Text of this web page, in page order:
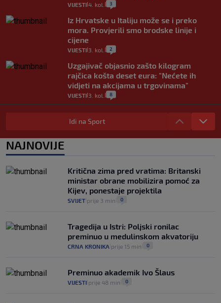
VIJESTI 4. kol. 3
Iz Hrvatske u Italiju može se i preko
mora. Provjerili smo brodske linije i
cijene
VIJESTI 3. kol. 2
Uzgajivač objasnio zašto kilogram
rajčica košta deset eura: "Nećete ih
vidjeti na akcijama u trgovinama"
VIJESTI 3. kol. 8
Selidba je jedno od stresnijih iskustava.
Evo aktualnih cijena i nekoliko savjeta
0
automobilom na Hvar iz Zagreba, a
koliko iz Osijeka
14
Idi na Sport
NAJNOVIJE
Kritična zima pred vratima: Britanski
ministar obrane mobilizira pomoć za
Kijev, ponestaje projektila
SVIJET prije 3 min 0
Tragedija u Istri: Poljski ronilac
preminuo u medulinskom akvatoriju
CRNA KRONIKA prije 15 min 0
Preminuo akademik Ivo Šlaus
VIJESTI prije 48 min 0